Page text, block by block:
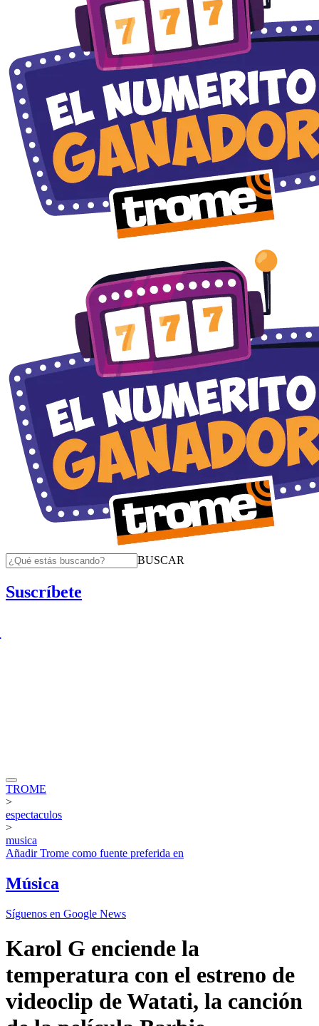
BUSCAR
Suscríbete
TROME
>
espectaculos
>
musica
AñadirTrome como fuente preferida en
Música
Síguenos en Google News
Karol G enciende la
temperatura con el estreno de
videoclip de Watati, la canción